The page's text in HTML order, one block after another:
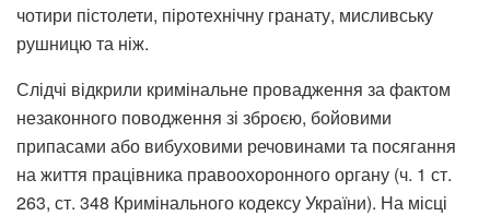
чотири пістолети, піротехнічну гранату, мисливську
рушницю та ніж.
Слідчі відкрили кримінальне провадження за фактом
незаконного поводження зі зброєю, бойовими
припасами або вибуховими речовинами та посягання
на життя працівника правоохоронного органу (ч. 1 ст.
263, ст. 348 Кримінального кодексу України). На місці